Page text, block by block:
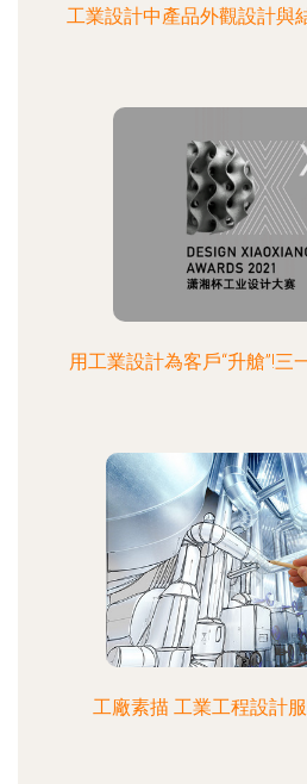
工業設計中產品外觀設計與
用工業設計為客戶“升艙”!三
工廠素描 工業工程設計